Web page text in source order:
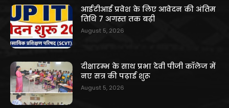
आईटीआई प्रवेश के लिए आवेदन की अंतिम
तिथि 7 अगस्त तक बढ़ी
August 5, 2026
दीक्षारम्भ के साथ प्रभा देवी पीजी कॉलेज में
नए सत्र की पढ़ाई शुरू
August 5, 2026